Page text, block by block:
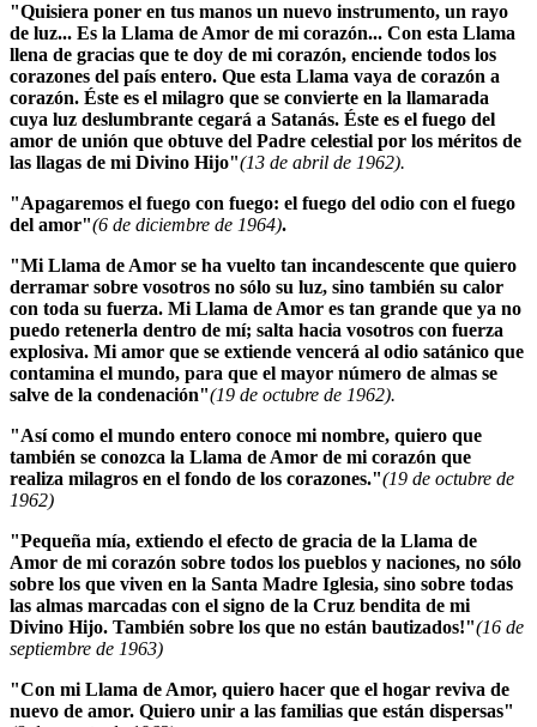
"Quisiera poner en tus manos un nuevo instrumento, un rayo
de luz... Es la Llama de Amor de mi corazón... Con esta Llama
llena de gracias que te doy de mi corazón, enciende todos los
corazones del país entero. Que esta Llama vaya de corazón a
corazón. Éste es el milagro que se convierte en la llamarada
cuya luz deslumbrante cegará a Satanás. Éste es el fuego del
amor de unión que obtuve del Padre celestial por los méritos de
las llagas de mi Divino Hijo"(13 de abril de 1962).
"Apagaremos el fuego con fuego: el fuego del odio con el fuego
del amor"(6 de diciembre de 1964).
"Mi Llama de Amor se ha vuelto tan incandescente que quiero
derramar sobre vosotros no sólo su luz, sino también su calor
con toda su fuerza. Mi Llama de Amor es tan grande que ya no
puedo retenerla dentro de mí; salta hacia vosotros con fuerza
explosiva. Mi amor que se extiende vencerá al odio satánico que
contamina el mundo, para que el mayor número de almas se
salve de la condenación"(19 de octubre de 1962).
"Así como el mundo entero conoce mi nombre, quiero que
también se conozca la Llama de Amor de mi corazón que
realiza milagros en el fondo de los corazones."(19 de octubre de
1962)
"Pequeña mía, extiendo el efecto de gracia de la Llama de
Amor de mi corazón sobre todos los pueblos y naciones, no sólo
sobre los que viven en la Santa Madre Iglesia, sino sobre todas
las almas marcadas con el signo de la Cruz bendita de mi
Divino Hijo. También sobre los que no están bautizados!"(16 de
septiembre de 1963)
"Con mi Llama de Amor, quiero hacer que el hogar reviva de
nuevo de amor. Quiero unir a las familias que están dispersas"